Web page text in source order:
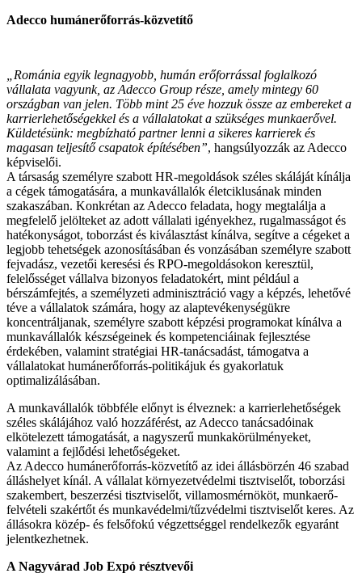
Adecco humánerőforrás-közvetítő
„Románia egyik legnagyobb, humán erőforrással foglalkozó
vállalata vagyunk, az Adecco Group része, amely mintegy 60
országban van jelen. Több mint 25 éve hozzuk össze az embereket a
karrierlehetőségekkel és a vállalatokat a szükséges munkaerővel.
Küldetésünk: megbízható partner lenni a sikeres karrierek és
magasan teljesítő csapatok építésében”, hangsúlyozzák az Adecco
képviselői.
A társaság személyre szabott HR-megoldások széles skáláját kínálja
a cégek támogatására, a munkavállalók életciklusának minden
szakaszában. Konkrétan az Adecco feladata, hogy megtalálja a
megfelelő jelölteket az adott vállalati igényekhez, rugalmasságot és
hatékonyságot, toborzást és kiválasztást kínálva, segítve a cégeket a
legjobb tehetségek azonosításában és vonzásában személyre szabott
fejvadász, vezetői keresési és RPO-megoldásokon keresztül,
felelősséget vállalva bizonyos feladatokért, mint például a
bérszámfejtés, a személyzeti adminisztráció vagy a képzés, lehetővé
téve a vállalatok számára, hogy az alaptevékenységükre
koncentráljanak, személyre szabott képzési programokat kínálva a
munkavállalók készségeinek és kompetenciáinak fejlesztése
érdekében, valamint stratégiai HR-tanácsadást, támogatva a
vállalatokat humánerőforrás-politikájuk és gyakorlatuk
optimalizálásában.
A munkavállalók többféle előnyt is élveznek: a karrierlehetőségek
széles skálájához való hozzáférést, az Adecco tanácsadóinak
elkötelezett támogatását, a nagyszerű munkakörülményeket,
valamint a fejlődési lehetőségeket.
Az Adecco humánerőforrás-közvetítő az idei állásbörzén 46 szabad
álláshelyet kínál. A vállalat környezetvédelmi tisztviselőt, toborzási
szakembert, beszerzési tisztviselőt, villamosmérnököt, munkaerő-
felvételi szakértőt és munkavédelmi/tűzvédelmi tisztviselőt keres. Az
állásokra közép- és felsőfokú végzettséggel rendelkezők egyaránt
jelentkezhetnek.
A Nagyvárad Job Expó résztvevői